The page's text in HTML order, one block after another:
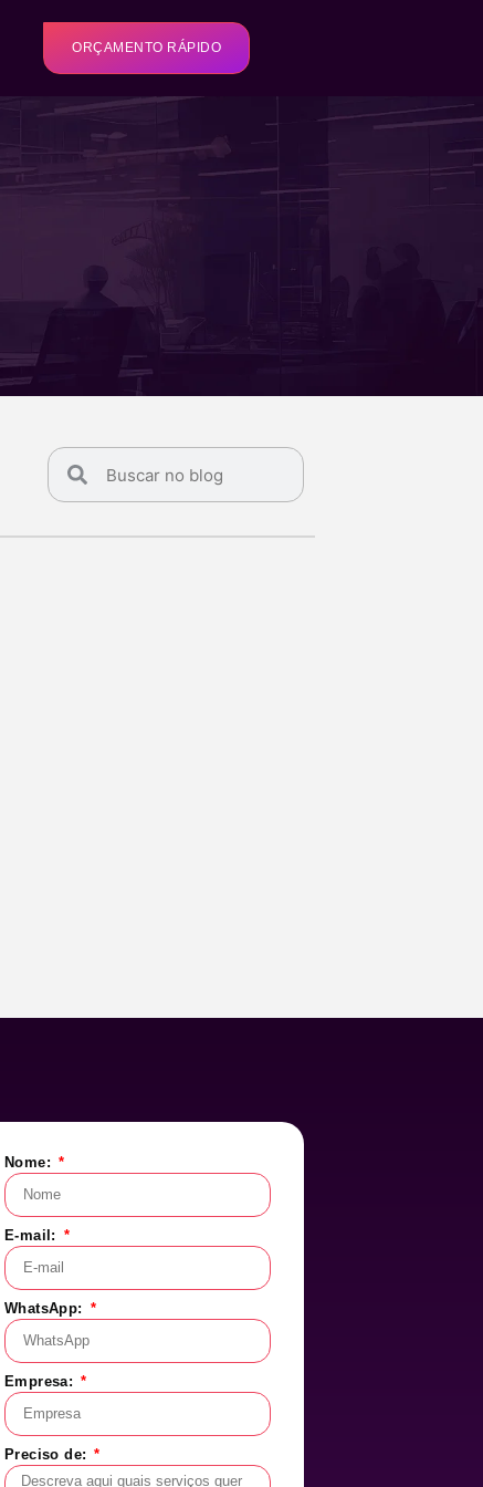
ORÇAMENTO RÁPIDO
Nome:
E-mail:
WhatsApp:
Empresa:
Preciso de: